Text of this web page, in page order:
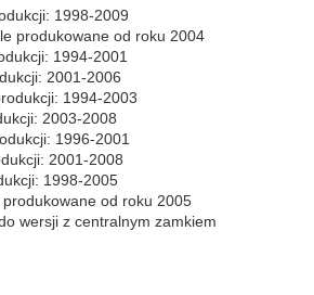
1998-2009
produkowane od roku 2004
1994-2001
2001-2006
1994-2003
2003-2008
1996-2001
2001-2008
1998-2005
od roku 2005
wersji z centralnym zamkiem